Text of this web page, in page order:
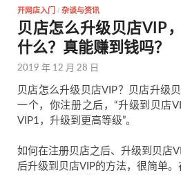
开网店入门 / 杂谈与资讯
贝店怎么升级贝店VIP
什么？真能赚到钱吗？
2019 年 12 月 28 日
贝店怎么升级贝店VIP？贝店升级
一个，你注册之后，“升级到贝店
VIP1，升级到更高等级”。
如何在注册贝店之后、升级到贝店
后升级到贝店VIP的方法，很简单